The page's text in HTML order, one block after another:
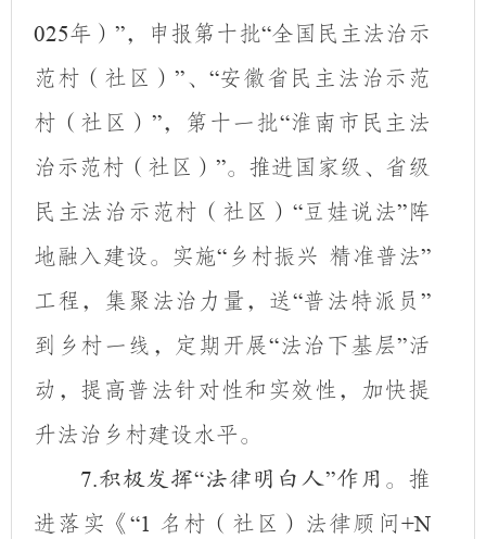
025年） ”，申报第十批“全国民主法治示
范村（社区）”、 “安徽省民主法治示范
村（社区） ”，第十一批“淮南市民主法
治示范村（社区） ”。推进国家级、省级
民主法治示范村（社区） “豆娃说法”阵
地融入建设。实施“ 乡村振兴 精准普法”
工程，集聚法治力量，送“普法特派员”
到乡村一线，定期开展“法治下基层”活
动，提高普法针对性和实效性，加快提
升法治乡村建设水平。
7.积极发挥“法律明白人”作用。 推
进落实《“1 名村（社区）法律顾问+N